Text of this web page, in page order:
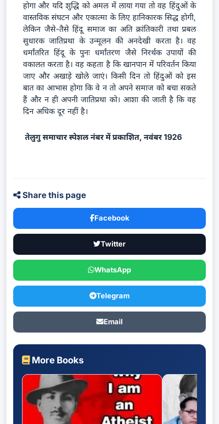
होगा और यदि शुद्धि को अमल में लाया गया तो वह हिंदुओं के
वास्तविक संघटन और एकात्मा के लिए हानिकारक सिद्ध होगी,
लेकिन जैसे-तैसे हिंदू समाज का अति क्रांतिकारी तथा प्रबल
सुधारक जातिप्रथा के उन्मूलन की अनदेखी करता है। वह
धर्मांतरित हिंदू के पुनः धर्मांतरण जैसे निरर्थक उपायों की
वकालत करता है। वह कहता है कि खानपान में परिवर्तन किया
जाए और अखाड़े खोले जाएं। किसी दिन तो हिंदुओं को इस
बात का आभास होगा कि वे न तो अपने समाज को बचा सकते
हैं और न ही अपनी जातिप्रथा को। आशा की जाती है कि वह
दिन अधिक दूर नहीं है।
तेलुगु समाचार स्पेशल नंबर में प्रकाशित, नवंबर 1926
Share this page
Facebook
Twitter
WhatsApp
Telegram
Email
More Books